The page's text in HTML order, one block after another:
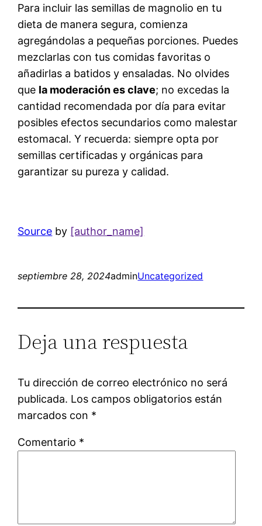
Para incluir las semillas de magnolio en tu
dieta de manera segura, comienza
agregándolas a pequeñas porciones. Puedes
mezclarlas con tus comidas favoritas o
añadirlas a batidos y ensaladas. No olvides
que la moderación es clave; no excedas la
cantidad recomendada por día para evitar
posibles efectos secundarios como malestar
estomacal. Y recuerda: siempre opta por
semillas certificadas y orgánicas para
garantizar su pureza y calidad.
Source by [author_name]
septiembre 28, 2024adminUncategorized
Deja una respuesta
Tu dirección de correo electrónico no será
publicada. Los campos obligatorios están
marcados con *
Comentario *